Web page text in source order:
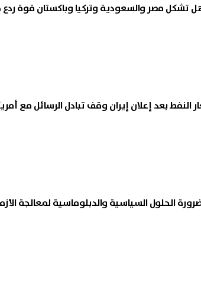
تشكل مصر والسعودية وتركيا وباكستان قوة
بعد إعلان إيران وقف تبادل الرسائل مع
الحلول السياسية والدبلوماسية لمعالجة